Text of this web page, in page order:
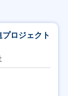
プロジェクト